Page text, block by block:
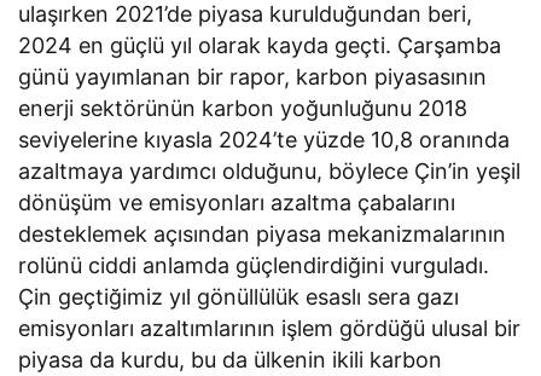
ulaşırken 2021’de piyasa kurulduğundan beri,
2024 en güçlü yıl olarak kayda geçti. Çarşamba
günü yayımlanan bir rapor, karbon piyasasının
enerji sektörünün karbon yoğunluğunu 2018
seviyelerine kıyasla 2024’te yüzde 10,8 oranında
azaltmaya yardımcı olduğunu, böylece Çin’in yeşil
dönüşüm ve emisyonları azaltma çabalarını
desteklemek açısından piyasa mekanizmalarının
rolünü ciddi anlamda güçlendirdiğini vurguladı.
Çin geçtiğimiz yıl gönüllülük esaslı sera gazı
emisyonları azaltımlarının işlem gördüğü ulusal bir
piyasa da kurdu, bu da ülkenin ikili karbon